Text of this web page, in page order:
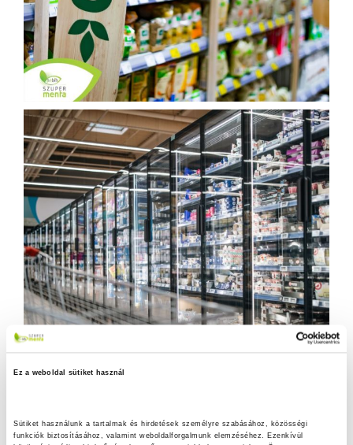
Ez a weboldal sütiket használ
Sütiket használunk a tartalmak és hirdetések személyre szabásához, közösségi
funkciók biztosításához, valamint weboldalforgalmunk elemzéséhez. Ezenkívül